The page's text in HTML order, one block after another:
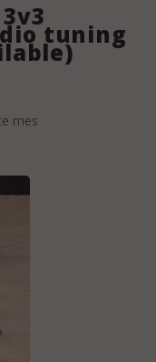
tuning
mes